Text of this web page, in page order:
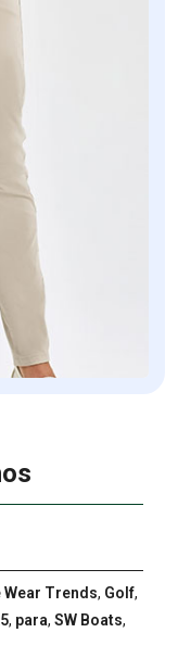
Trends, Golf,
, para, SW Boats,